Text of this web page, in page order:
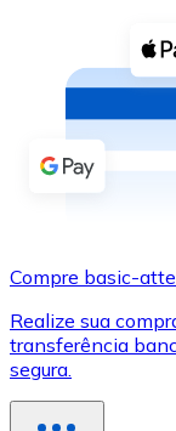
Comprar
Comprar
Loja -
Novo
Compre
Compre basic-
Realize sua
transferência
segura.